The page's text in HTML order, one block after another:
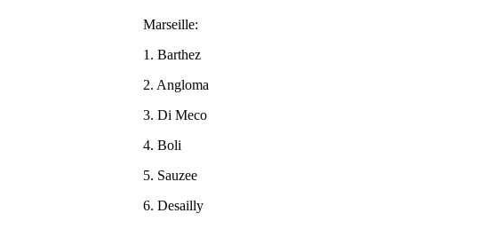
Marseille:
1. Barthez
2. Angloma
3. Di Meco
4. Boli
5. Sauzee
6. Desailly